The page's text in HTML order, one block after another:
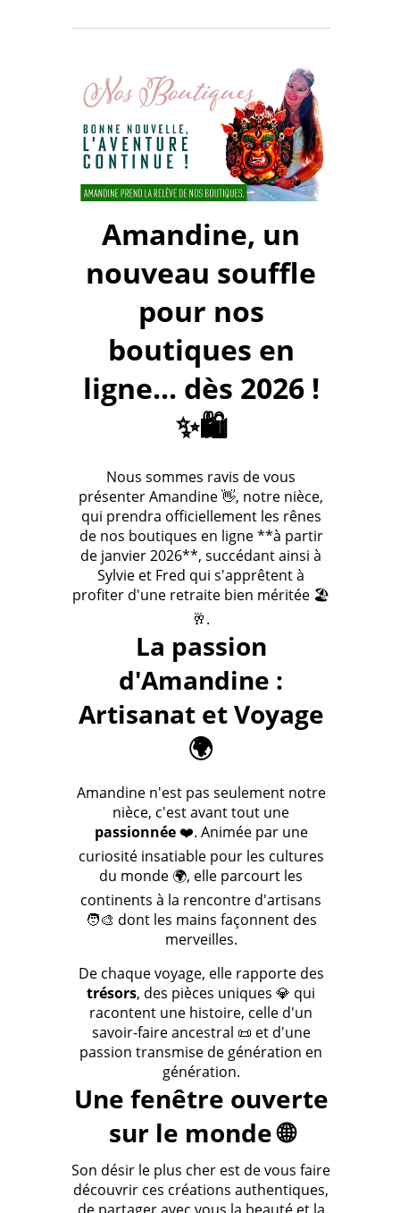
Amandine, un
nouveau souffle
pour nos
boutiques en
ligne... dès 2026 !
✨🛍️
Nous sommes ravis de vous
présenter Amandine 👋, notre nièce,
qui prendra officiellement les rênes
de nos boutiques en ligne **à partir
de janvier 2026**, succédant ainsi à
Sylvie et Fred qui s'apprêtent à
profiter d'une retraite bien méritée 🏖️
🥂.
La passion
d'Amandine :
Artisanat et Voyage
🌍
Amandine n'est pas seulement notre
nièce, c'est avant tout une
passionnée❤️. Animée par une
curiosité insatiable pour les cultures
du monde 🌍, elle parcourt les
continents à la rencontre d'artisans
🧑‍🎨 dont les mains façonnent des
merveilles.
De chaque voyage, elle rapporte des
trésors, des pièces uniques 💎 qui
racontent une histoire, celle d'un
savoir-faire ancestral 📜 et d'une
passion transmise de génération en
génération.
Une fenêtre ouverte
sur le monde 🌐
Son désir le plus cher est de vous faire
découvrir ces créations authentiques,